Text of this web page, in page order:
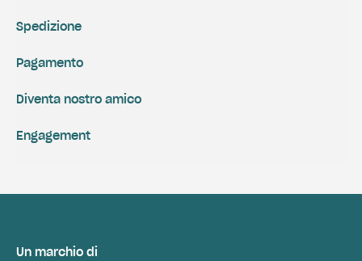
Spedizione
Pagamento
Engagement
Diventa nostro amico
Un marchio di